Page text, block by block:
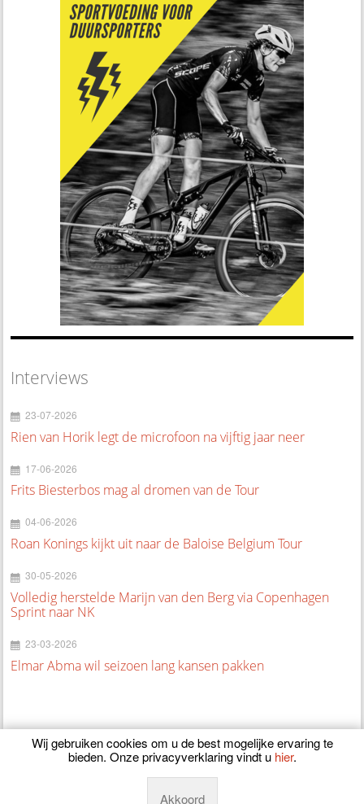
Interviews
23-07-2026
Rien van Horik legt de microfoon na vijftig jaar neer
17-06-2026
Frits Biesterbos mag al dromen van de Tour
04-06-2026
Roan Konings kijkt uit naar de Baloise Belgium Tour
30-05-2026
Volledig herstelde Marijn van den Berg via Copenhagen
Sprint naar NK
23-03-2026
Elmar Abma wil seizoen lang kansen pakken
Wij gebruiken cookies om u de best mogelijke ervaring te
bieden. Onze privacyverklaring vindt u hier.
Akkoord